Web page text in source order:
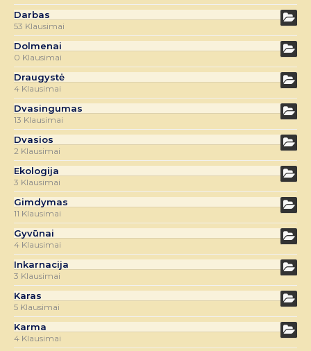
Darbas
53 Klausimai
Dolmenai
0 Klausimai
Draugystė
4 Klausimai
Dvasingumas
13 Klausimai
Dvasios
2 Klausimai
Ekologija
3 Klausimai
Gimdymas
11 Klausimai
Gyvūnai
4 Klausimai
Inkarnacija
3 Klausimai
Karas
5 Klausimai
Karma
4 Klausimai